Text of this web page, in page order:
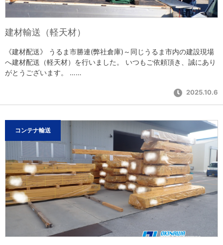
建材輸送（軽天材）
《建材配送》 うるま市勝連(弊社倉庫)～同じうるま市内の建設現場
へ建材配送（軽天材）を行いました。 いつもご依頼頂き、誠にあり
がとうございます。 ……
2025.10.6
コンテナ輸送